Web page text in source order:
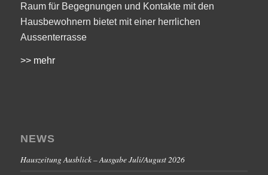
Raum für Begegnungen und Kontakte mit den
Hausbewohnern bietet mit einer herrlichen
Aussenterrasse
>> mehr
NEWS
Hauszeitung Ausblick – Ausgabe Juli/August 2026